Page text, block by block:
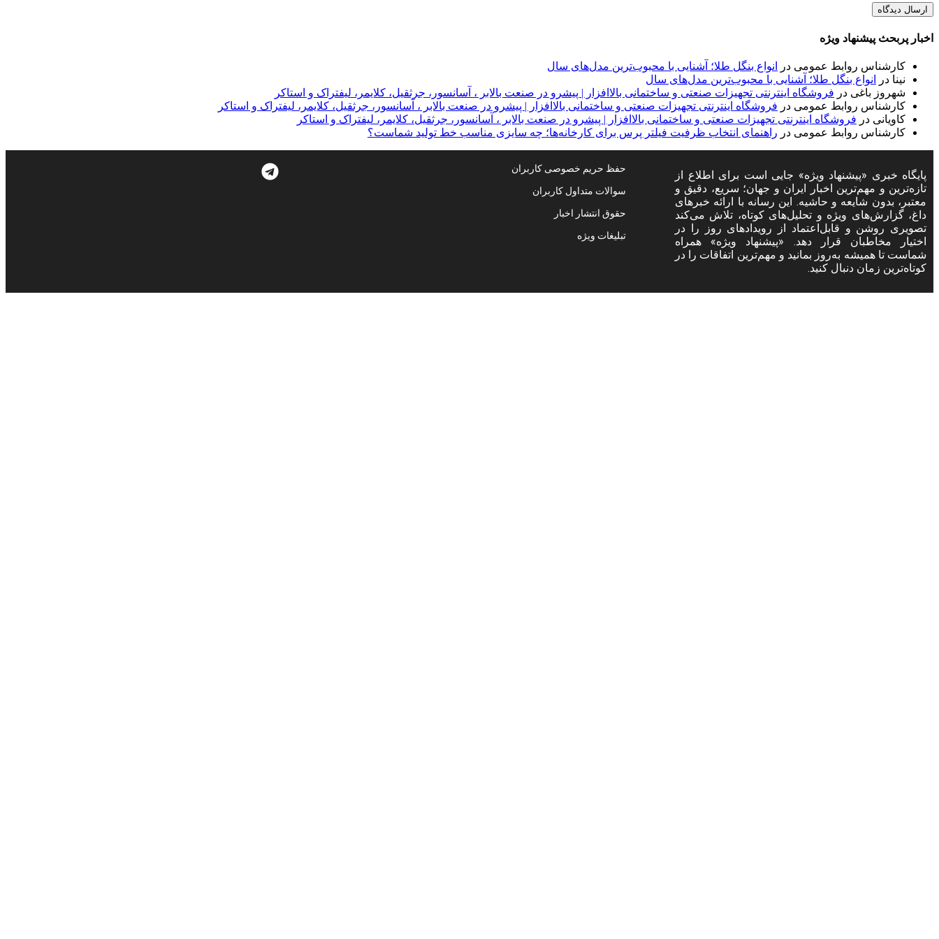
اخبار پربحث پیشنهاد ویژه
کارشناس روابط عمومی در
انواع بنگل طلا؛ آشنایی با محبوب‌ترین مدل‌های سال
نینا در
انواع بنگل طلا؛ آشنایی با محبوب‌ترین مدل‌های سال
شهروز باغی در فروشگاه اینترنتی تجهیزات صنعتی و ساختمانی بالاافزار | پیشرو در صنعت بالابر ، آسانسور، جرثقیل، کلایمر، لیفتراک و استاکر
کارشناس روابط عمومی در فروشگاه اینترنتی تجهیزات صنعتی و ساختمانی بالاافزار | پیشرو در صنعت بالابر ، آسانسور، جرثقیل، کلایمر، لیفتراک و استاکر
کاویانی در فروشگاه اینترنتی تجهیزات صنعتی و ساختمانی بالاافزار | پیشرو در صنعت بالابر ، آسانسور، جرثقیل، کلایمر، لیفتراک و استاکر
کارشناس روابط عمومی در راهنمای انتخاب ظرفیت فیلتر پرس برای کارخانه‌ها؛ چه سایزی مناسب خط تولید شماست؟
پایگاه خبری «پیشنهاد ویژه» جایی است برای اطلاع از
تازه‌ترین و مهم‌ترین اخبار ایران و جهان؛ سریع، دقیق و
معتبر، بدون شایعه و حاشیه. این رسانه با ارائه خبرهای
داغ، گزارش‌های ویژه و تحلیل‌های کوتاه، تلاش می‌کند
تصویری روشن و قابل‌اعتماد از رویدادهای روز را در
اختیار مخاطبان قرار دهد. «پیشنهاد ویژه» همراه
شماست تا همیشه به‌روز بمانید و مهم‌ترین اتفاقات را در
کوتاه‌ترین زمان دنبال کنید.
حفظ حریم خصوصی کاربران
سوالات متداول کاربران
حقوق انتشار اخبار
تبلیغات ویژه